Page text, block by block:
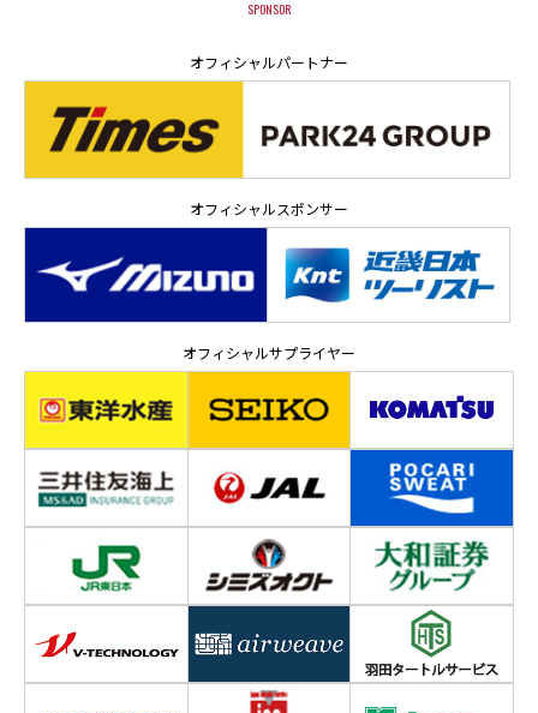
SPONSOR
オフィシャルパートナー
オフィシャルスポンサー
オフィシャルサプライヤー